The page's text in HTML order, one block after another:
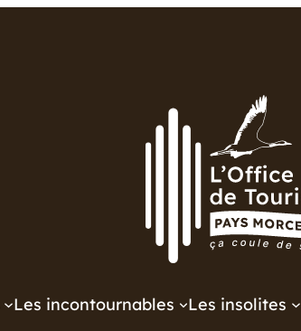
Les incontournables Les insolites